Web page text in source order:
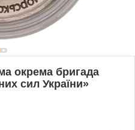
окрема бригада
сил України»